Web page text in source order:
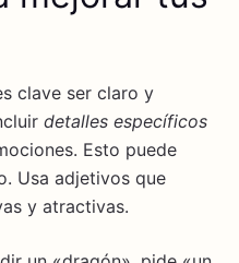
clave ser claro y
detalles específicos
Esto puede
Usa adjetivos que
y atractivas.